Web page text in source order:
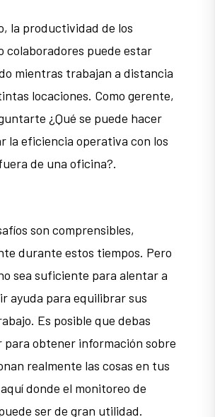
la productividad de los
colaboradores puede estar
mientras trabajan a distancia
locaciones. Como gerente,
¿Qué se puede hacer
la eficiencia operativa con los
de una oficina?.
son comprensibles,
durante estos tiempos. Pero
sea suficiente para alentar a
ayuda para equilibrar sus
Es posible que debas
obtener información sobre
realmente las cosas en tus
donde el monitoreo de
ser de gran utilidad.